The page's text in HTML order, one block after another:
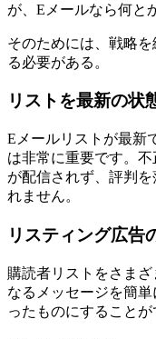
が、Eメールなら何と
そのためには、戦略
る必要がある。
リストを最新の状
Eメールリストが最新
は非常に重要です。
が配信されず、評判
れません。
リスティング広告
購読者リストをさま
なるメッセージを簡
ったものにすることが